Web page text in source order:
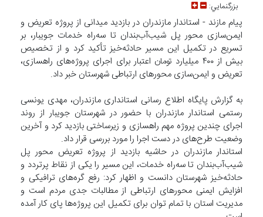
بزرگنمايي:
پیام مازند - استاندار مازندران در بازدید میدانی از پروژه تعریض و
ایمن‌سازی محور پل شیب‌آب‌بندان تا سه‌راه خدمات جویبار، بر
تسریع در تکمیل این مسیر حادثه‌خیز تأکید کرد و از تخصیص
بیش از ۴۰۰ میلیارد تومان اعتبار برای اجرای پروژه‌های راهسازی،
تعریض و ایمن‌سازی محورهای ارتباطی شهرستان خبر داد.
به گزارش پایگاه اطلاع رسانی استانداری مازندران، مهدی یونسی
رستمی استاندار مازندران با حضور در شهرستان جویبار از روند
اجرای چندین پروژه مهم راهسازی و زیرساختی بازدید کرد و آخرین
وضعیت طرح‌های در دست اجرا را مورد بررسی قرار داد.
استاندار مازندران در حاشیه بازدید از پروژه تعریض محور پل
شیب‌آب‌بندان تا سه‌راه خدمات، این مسیر را یکی از نقاط پرتردد و
حادثه‌خیز شهرستان دانست و اظهار کرد: رفع گره‌های ترافیکی و
افزایش ایمنی محورهای ارتباطی از مطالبات جدی مردم است و
مدیریت استان با تمام توان برای تکمیل این پروژه‌ها پای کار آمده